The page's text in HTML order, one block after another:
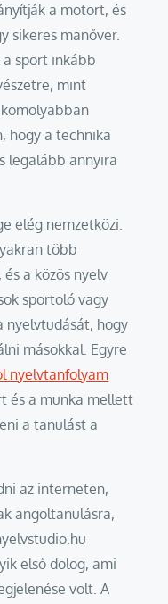
a motort, és
sikeres manőver.
a sport inkább
mint
hogy a technika
legalább annyira
elég nemzetközi.
több
a közös nyelv
sportoló vagy
nyelvtudását, hogy
másokkal. Egyre
nyelvtanfolyam
és a munka mellett
a tanulást a
az interneten,
angoltanulásra,
első dolog, ami
volt. A